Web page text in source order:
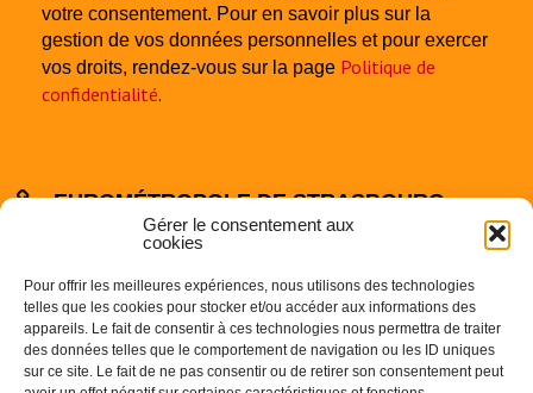
Gérer le consentement aux
cookies
Pour offrir les meilleures expériences, nous utilisons des technologies
telles que les cookies pour stocker et/ou accéder aux informations des
appareils. Le fait de consentir à ces technologies nous permettra de traiter
des données telles que le comportement de navigation ou les ID uniques
sur ce site. Le fait de ne pas consentir ou de retirer son consentement peut
votre consentement. Pour en savoir plus sur la
gestion de vos données personnelles et pour exercer
vos droits, rendez-vous sur la page Politique de
confidentialité.
EUROMÉTROPOLE DE STRASBOURG